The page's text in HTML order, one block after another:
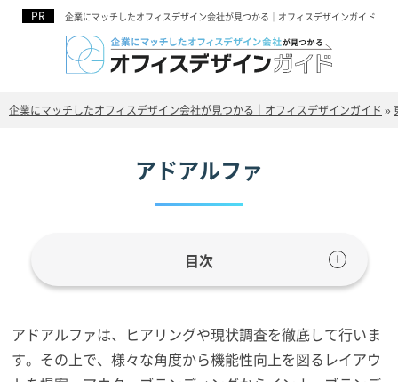
企業にマッチしたオフィスデザイン会社が見つかる｜オフィスデザインガイド
企業にマッチしたオフィスデザイン会社が見つかる｜オフィスデザインガイド »
アドアルファ
目次
アドアルファは、ヒアリングや現状調査を徹底して行いま
す。その上で、様々な角度から機能性向上を図るレイアウ